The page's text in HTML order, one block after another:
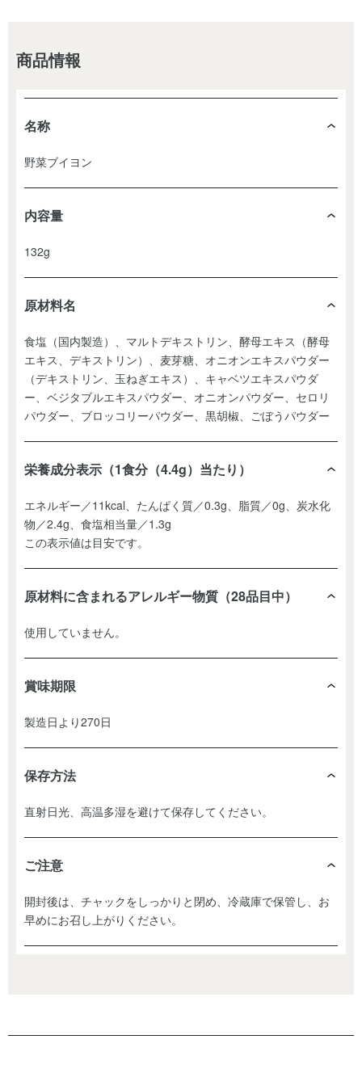
商品情報
名称
野菜ブイヨン
内容量
132g
原材料名
食塩（国内製造）、マルトデキストリン、酵母エキス（酵母
エキス、デキストリン）、麦芽糖、オニオンエキスパウダー
（デキストリン、玉ねぎエキス）、キャベツエキスパウダ
ー、ベジタブルエキスパウダー、オニオンパウダー、セロリ
パウダー、ブロッコリーパウダー、黒胡椒、ごぼうパウダー
栄養成分表示（1食分（4.4g）当たり）
エネルギー／11kcal、たんぱく質／0.3g、脂質／0g、炭水化
物／2.4g、食塩相当量／1.3g
この表示値は目安です。
原材料に含まれるアレルギー物質（28品目中）
使用していません。
賞味期限
製造日より270日
保存方法
直射日光、高温多湿を避けて保存してください。
ご注意
開封後は、チャックをしっかりと閉め、冷蔵庫で保管し、お
早めにお召し上がりください。